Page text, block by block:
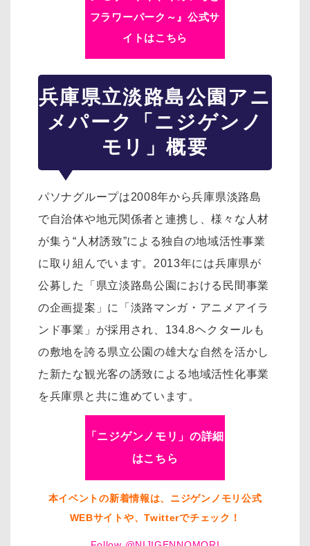
フラワーパーク～』公式サ
イトはこちら
兵庫県立淡路島公園アニ
メパーク「ニジゲンノ
モリ」概要
パソナグループは2008年から兵庫県淡路島
で自治体や地元関係者と連携し、様々な人材
が集う“人材誘致”による独自の地域活性事業
に取り組んでいます。2013年には兵庫県が
公募した「県立淡路島公園における民間事業
の企画提案」に「淡路マンガ・アニメアイラ
ンド事業」が採用され、134.8ヘクタールも
の敷地を誇る県立公園の雄大な自然を活かし
た新たな観光客の誘致による地域活性化事業
を兵庫県と共に進めています。
「ニジゲンノモリ」の詳細
はこちら
本イベントの新着情報は、ニジゲンノモリ公式
WEBサイトや、Twitterでチェック！